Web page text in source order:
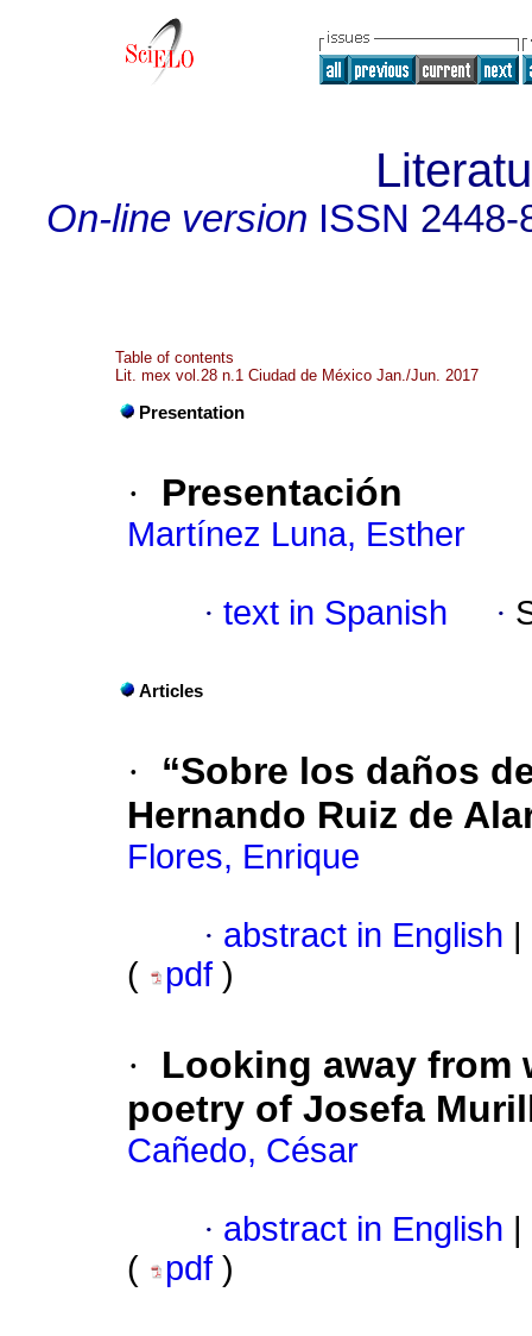
On-line version ISSN 2448-
Table of contents
Lit. mex vol.28 n.1 Ciudad de México Jan./Jun. 2017
Presentation
· Presentación
Martínez Luna, Esther
· text in Spanish ·
Articles
·
“Sobre los daños
Hernando Ruiz de
Flores, Enrique
· abstract in English
(
pdf )
·
Looking away from
poetry of Josefa
Cañedo, César
· abstract in English
(
pdf )